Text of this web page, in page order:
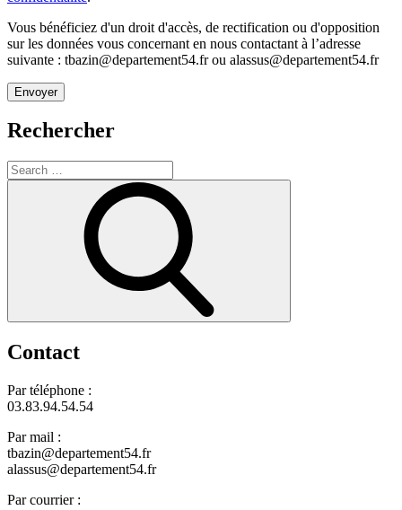
Vous bénéficiez d'un droit d'accès, de rectification ou d'opposition
sur les données vous concernant en nous contactant à l’adresse
suivante : tbazin@departement54.fr ou alassus@departement54.fr
Rechercher
Search
for:
Contact
Par téléphone :
03.83.94.54.54
Par mail :
tbazin@departement54.fr
alassus@departement54.fr
Par courrier :